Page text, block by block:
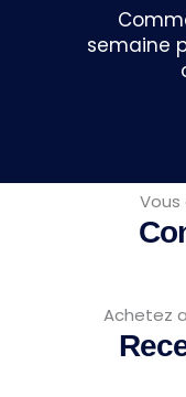
semaine
Achetez